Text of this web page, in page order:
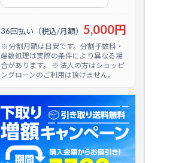
36回払い（税込/月額） 5,000円
※ 分割月額は目安です。分割手数料・
端数処理は実際の条件により異なる場
合があります。 ※ 法人の方はショッピ
ングローンのご利用は頂けません。